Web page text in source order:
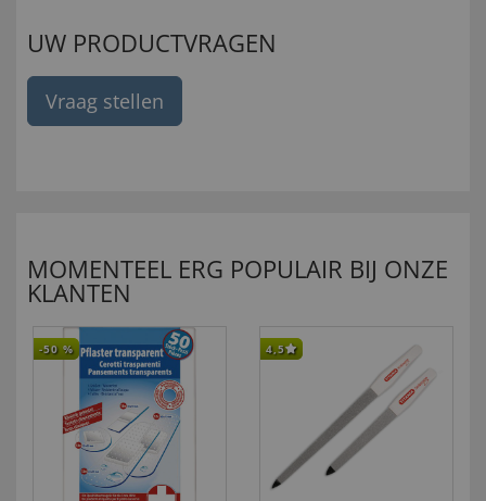
UW PRODUCTVRAGEN
Vraag stellen
MOMENTEEL ERG POPULAIR BIJ ONZE
KLANTEN
-50 % 4,5